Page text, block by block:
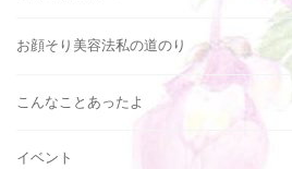
お顔そり美容法私の道のり
こんなことあったよ
イベント